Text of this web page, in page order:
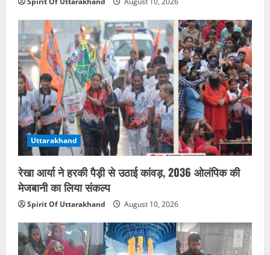
Uttarakhand
रेखा आर्या ने हरकी पैड़ी से उठाई कांवड़, 2036 ओलंपिक की
मेजबानी का लिया संकल्प
Spirit Of Uttarakhand August 10, 2026